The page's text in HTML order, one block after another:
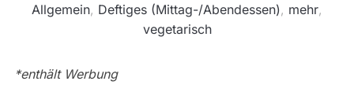
Allgemein, Deftiges (Mittag-/Abendessen) , mehr,
vegetarisch
*enthält Werbung